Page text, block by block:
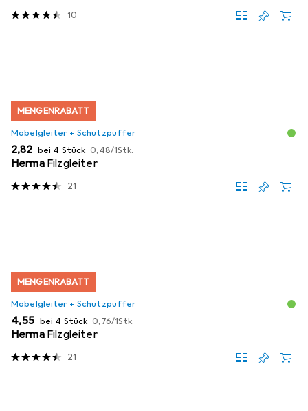
10
MENGENRABATT
Möbelgleiter + Schutzpuffer
EUR
2,82 bei 4 Stück EUR
0,48/1Stk.
Herma Filzgleiter
21
MENGENRABATT
Möbelgleiter + Schutzpuffer
EUR
4,55 bei 4 Stück EUR
0,76/1Stk.
Herma Filzgleiter
21